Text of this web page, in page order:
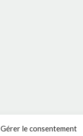
Gérer le consentement